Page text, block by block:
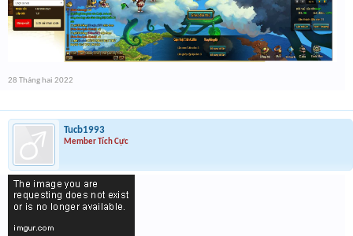
28 Tháng hai 2022
Tucb1993
Member Tích Cực